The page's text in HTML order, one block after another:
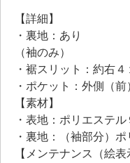
【詳細】
・裏地：あり
（袖のみ）
・裾スリット：約右
・ポケット：外側（前
【素材】
・表地：ポリエステ
・裏地：（袖部分）
【メンテナンス（絵表